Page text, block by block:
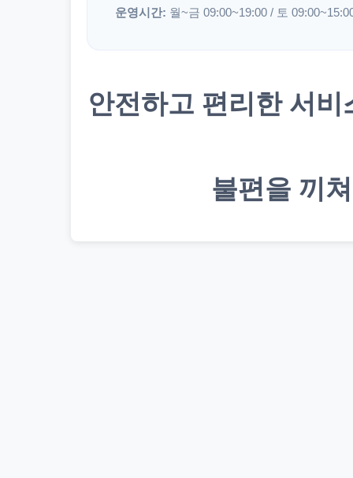
운영시간: 월~금 09:00~19:00 / 토
안전하고 편리한 서
불편을 끼